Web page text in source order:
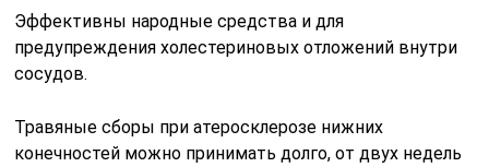
Эффективны народные средства и для
предупреждения холестериновых отложений внутри
сосудов.
Травяные сборы при атеросклерозе нижних
конечностей можно принимать долго, от двух недель